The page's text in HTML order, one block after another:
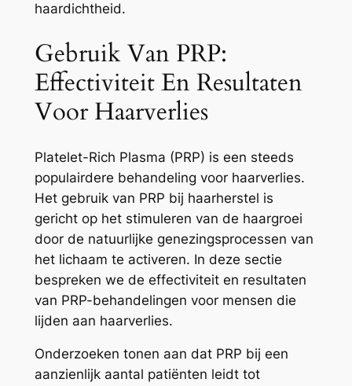
haardichtheid.
Gebruik Van PRP:
Effectiviteit En Resultaten
Voor Haarverlies
Platelet-Rich Plasma (PRP) is een steeds
populairdere behandeling voor haarverlies.
Het gebruik van PRP bij haarherstel is
gericht op het stimuleren van de haargroei
door de natuurlijke genezingsprocessen van
het lichaam te activeren. In deze sectie
bespreken we de effectiviteit en resultaten
van PRP-behandelingen voor mensen die
lijden aan haarverlies.
Onderzoeken tonen aan dat PRP bij een
aanzienlijk aantal patiënten leidt tot